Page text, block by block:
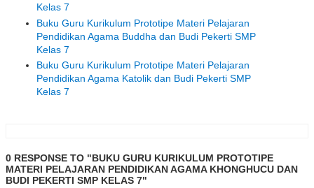
Kelas 7
Buku Guru Kurikulum Prototipe Materi Pelajaran
Pendidikan Agama Buddha dan Budi Pekerti SMP
Kelas 7
Buku Guru Kurikulum Prototipe Materi Pelajaran
Pendidikan Agama Katolik dan Budi Pekerti SMP
Kelas 7
0 RESPONSE TO "BUKU GURU KURIKULUM PROTOTIPE
MATERI PELAJARAN PENDIDIKAN AGAMA KHONGHUCU DAN
BUDI PEKERTI SMP KELAS 7"